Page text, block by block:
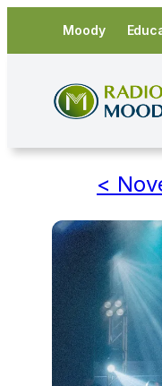
contenido
Moody
<